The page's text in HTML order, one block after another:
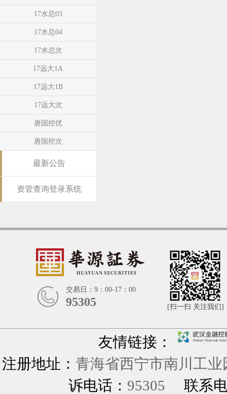
17水总03
17水总04
17水总次
17远大1A
17远大1B
17远大次
唐国控优
唐国控次
最新公告
资管查询登录系统
交易日：9：00-17：00
95305 [扫一扫 关注我们]
友情链接：
注册地址： 青海省西宁市南川工
诉电话： 95305
联系